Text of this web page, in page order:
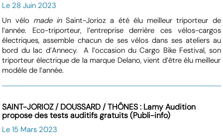
Le 28 Juin 2023
Un vélo made inSaint-Jorioz a été élu meilleur triporteur de
l’année. Eco-triporteur, l’entreprise derrière ces vélos-cargos
électriques, assemble chacun de ses vélos dans ses ateliers au
bord du lac d’Annecy. A l’occasion du Cargo Bike Festival, son
triporteur électrique de la marque Delano, vient d’être élu meilleur
modèle de l’année.
SAINT-JORIOZ / DOUSSARD / THÔNES : Lamy Audition
propose des tests auditifs gratuits (Publi-info)
Le 15 Mars 2023